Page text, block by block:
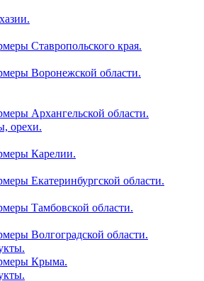
Ставропольского края.
Воронежской области.
Архангельской области.
орехи.
Карелии.
Екатеринбургской области.
Тамбовской области.
Волгоградской области.
Крыма.